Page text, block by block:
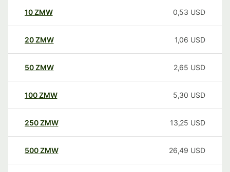
10ZMW 0,53 USD
20ZMW 1,06 USD
50ZMW 2,65 USD
100ZMW 5,30 USD
250ZMW 13,25 USD
500ZMW 26,49 USD